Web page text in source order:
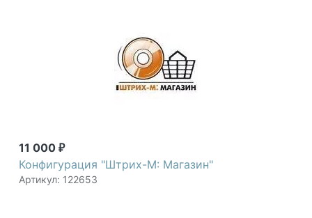
11 000 ₽
Конфигурация "Штрих-М: Магазин"
Артикул: 122653